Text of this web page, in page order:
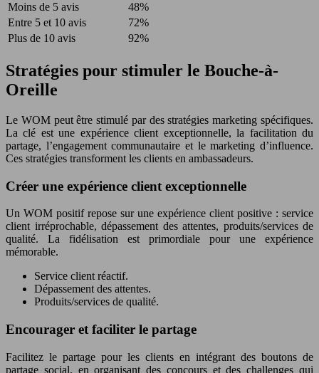
Moins de 5 avis
48%
Entre 5 et 10 avis
72%
Plus de 10 avis
92%
Stratégies pour stimuler le Bouche-à-
Oreille
Le WOM peut être stimulé par des stratégies marketing spécifiques.
La clé est une expérience client exceptionnelle, la facilitation du
partage, l’engagement communautaire et le marketing d’influence.
Ces stratégies transforment les clients en ambassadeurs.
Créer une expérience client exceptionnelle
Un WOM positif repose sur une expérience client positive : service
client irréprochable, dépassement des attentes, produits/services de
qualité. La fidélisation est primordiale pour une expérience
mémorable.
Service client réactif.
Dépassement des attentes.
Produits/services de qualité.
Encourager et faciliter le partage
Facilitez le partage pour les clients en intégrant des boutons de
partage social, en organisant des concours et des challenges qui